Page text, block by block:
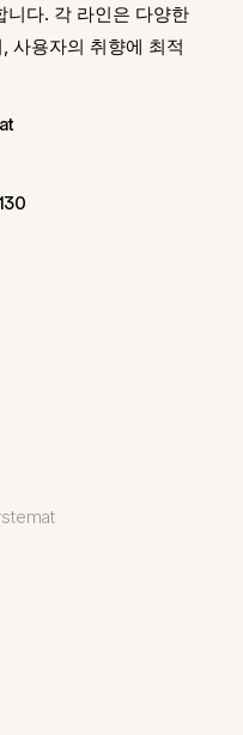
니다. 각 라인은 다양한
사용자의 취향에 최적